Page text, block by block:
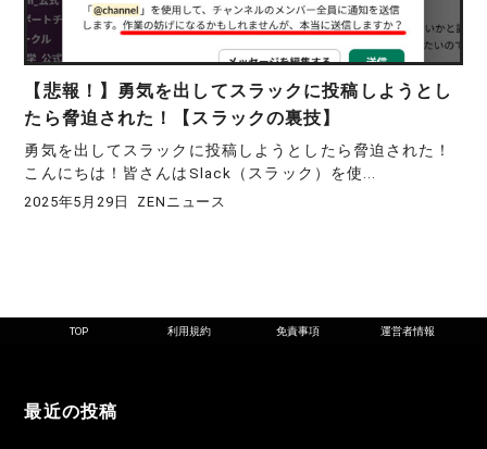
【悲報！】勇気を出してスラックに投稿しようとし
たら脅迫された！【スラックの裏技】
勇気を出してスラックに投稿しようとしたら脅迫された！
こんにちは！皆さんはSlack（スラック）を使...
2025年5月29日 ZENニュース
TOP 利用規約 免責事項 運営者情報
最近の投稿